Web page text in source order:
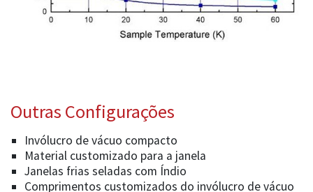
Outras Configurações
Invólucro de vácuo compacto
Material customizado para a janela
Janelas frias seladas com Índio
Comprimentos customizados do invólucro de vácuo